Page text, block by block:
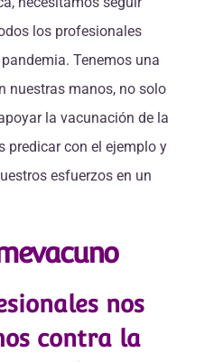
los profesionales
Tenemos una
nuestras manos, no solo
la vacunación de la
predicar con el ejemplo y
esfuerzos en un
nos
contra la